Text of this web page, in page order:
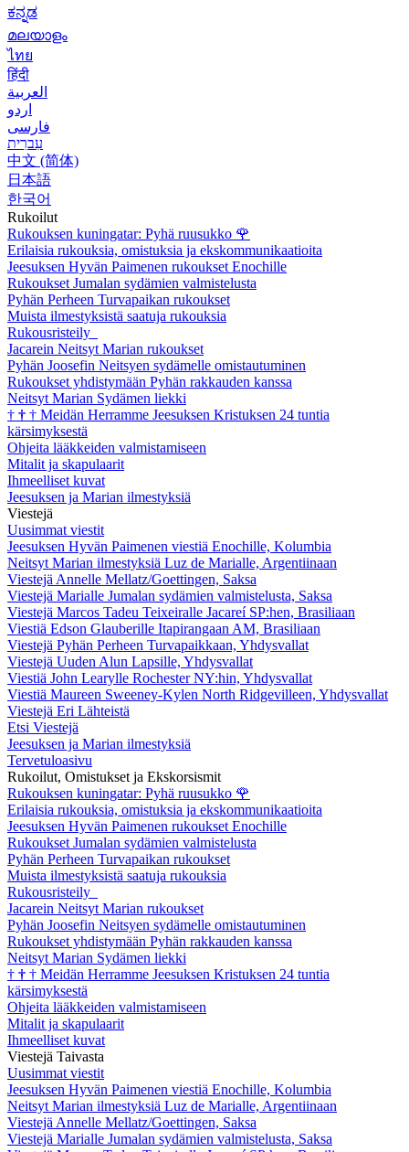
ಕನ್ನಡ
മലയാളം
ไทย
हिंदी
العربية
اردو
فارسی
עִברִית
中文 (简体)
日本語
한국어
Rukoilut
Rukouksen kuningatar: Pyhä ruusukko 🌹
Erilaisia rukouksia, omistuksia ja ekskommunikaatioita
Jeesuksen Hyvän Paimenen rukoukset Enochille
Rukoukset Jumalan sydämien valmistelusta
Pyhän Perheen Turvapaikan rukoukset
Muista ilmestyksistä saatuja rukouksia
Rukousristeily
Jacarein Neitsyt Marian rukoukset
Pyhän Joosefin Neitsyen sydämelle omistautuminen
Rukoukset yhdistymään Pyhän rakkauden kanssa
Neitsyt Marian Sydämen liekki
† † † Meidän Herramme Jeesuksen Kristuksen 24 tuntia
kärsimyksestä
Ohjeita lääkkeiden valmistamiseen
Mitalit ja skapulaarit
Ihmeelliset kuvat
Jeesuksen ja Marian ilmestyksiä
Viestejä
Uusimmat viestit
Jeesuksen Hyvän Paimenen viestiä Enochille, Kolumbia
Neitsyt Marian ilmestyksiä Luz de Marialle, Argentiinaan
Viestejä Annelle Mellatz/Goettingen, Saksa
Viestejä Marialle Jumalan sydämien valmistelusta, Saksa
Viestejä Marcos Tadeu Teixeiralle Jacareí SP:hen, Brasiliaan
Viestiä Edson Glauberille Itapirangaan AM, Brasiliaan
Viestejä Pyhän Perheen Turvapaikkaan, Yhdysvallat
Viestejä Uuden Alun Lapsille, Yhdysvallat
Viestiä John Learylle Rochester NY:hin, Yhdysvallat
Viestiä Maureen Sweeney-Kylen North Ridgevilleen, Yhdysvallat
Viestejä Eri Lähteistä
Etsi Viestejä
Jeesuksen ja Marian ilmestyksiä
Tervetuloasivu
Rukoilut, Omistukset ja Ekskorsismit
Rukouksen kuningatar: Pyhä ruusukko 🌹
Erilaisia rukouksia, omistuksia ja ekskommunikaatioita
Jeesuksen Hyvän Paimenen rukoukset Enochille
Rukoukset Jumalan sydämien valmistelusta
Pyhän Perheen Turvapaikan rukoukset
Muista ilmestyksistä saatuja rukouksia
Rukousristeily
Jacarein Neitsyt Marian rukoukset
Pyhän Joosefin Neitsyen sydämelle omistautuminen
Rukoukset yhdistymään Pyhän rakkauden kanssa
Neitsyt Marian Sydämen liekki
† † † Meidän Herramme Jeesuksen Kristuksen 24 tuntia
kärsimyksestä
Ohjeita lääkkeiden valmistamiseen
Mitalit ja skapulaarit
Ihmeelliset kuvat
Viestejä Taivasta
Uusimmat viestit
Jeesuksen Hyvän Paimenen viestiä Enochille, Kolumbia
Neitsyt Marian ilmestyksiä Luz de Marialle, Argentiinaan
Viestejä Annelle Mellatz/Goettingen, Saksa
Viestejä Marialle Jumalan sydämien valmistelusta, Saksa